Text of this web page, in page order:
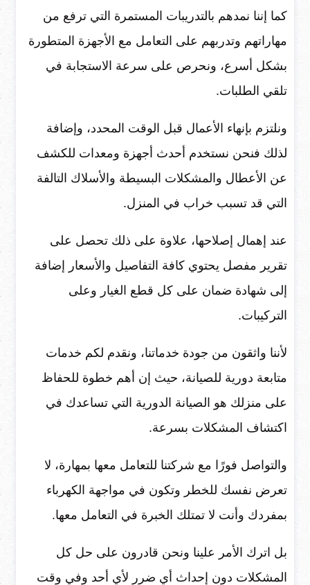
كما إننا نمدهم بالتدريبات المستمرة التي ترفع من
مهاراتهم وتدربهم على التعامل مع الأجهزة المتطورة
بشكل أسرع، ونحرص على سرعة الاستجابة في
تلقي الطلبات.
ونلتزم بإنهاء الأعمال قبل الوقت المحدد، وإضافة
لذلك فنحن نستخدم أحدث أجهزة ومعدات للكشف
عن الأعطال والمشكلات البسيطة والأسلاك التالفة
التي قد تسبب خراب في المنزل.
عند إهمال إصلاحها، علاوة على ذلك تحصل على
تقرير مفصل يحتوي كافة التفاصيل والأسعار إضافة
إلى شهادة ضمان على كل قطع الغيار وعلى
التركيبات.
لأننا واثقون من جودة خدماتنا، ونقدم لكم خدمات
متابعة دورية للصيانة، حيث إن أهم خطوة للحفاظ
على منزلك هو الصيانة الدورية التي تساعدك في
اكتشاف المشكلات بسرعة.
والتواصل فورًا مع شركتنا للتعامل معها بمهارة، لا
تعرض نفسك للخطر وتكون في مواجهة الكهرباء
بمفردك وأنت لا تمتلك الخبرة في التعامل معها.
بل اترك الأمر علينا ونحن قادرون على حل كل
المشكلات دون إحداث أي ضرر لأي أحد وفي وقت